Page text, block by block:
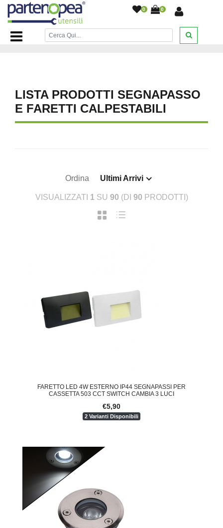
0 0
Home Page/ILLUMINAZIONE LED/SEGNAPASSO E
FARETTI CALPESTABILI/
LISTA PRODOTTI SEGNAPASSO
E FARETTI CALPESTABILI
Ordina Ultimi Arrivi
VISUALIZZATI 1 SU 90 (DI 90 PRODOTTI)
FARETTO LED 4W ESTERNO IP44 SEGNAPASSI PER
CASSETTA 503 CCT SWITCH CAMBIA 3 LUCI
€5,90
2 Varianti Disponibili